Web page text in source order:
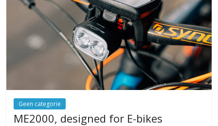
Geen categorie
ME2000, designed for E-bikes